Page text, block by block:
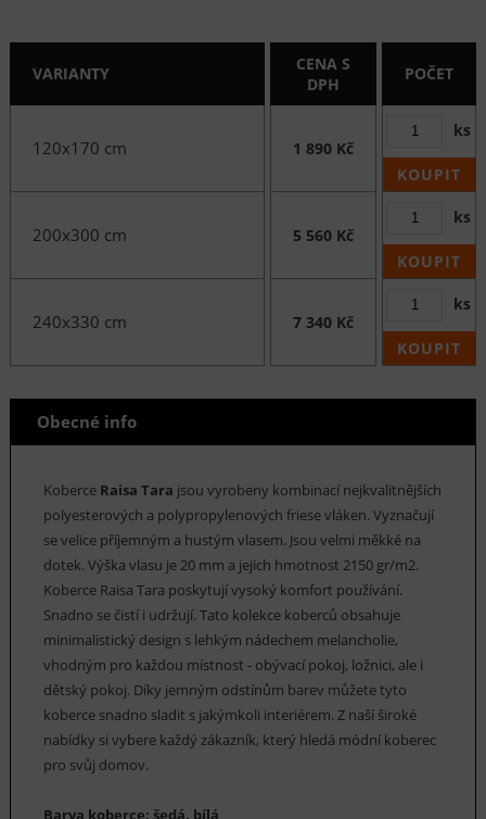
VARIANTY
CENA S
DPH
POČET
120x170 cm 1 890 Kč
ks
KOUPIT
200x300 cm 5 560 Kč
ks
KOUPIT
240x330 cm 7 340 Kč
ks
KOUPIT
Obecné info
Koberce Raisa Tara jsou vyrobeny kombinací nejkvalitnějších
polyesterových a polypropylenových friese vláken. Vyznačují
se velice příjemným a hustým vlasem. Jsou velmi měkké na
dotek. Výška vlasu je 20 mm a jejich hmotnost 2150 gr/m2.
Koberce Raisa Tara poskytují vysoký komfort používání.
Snadno se čistí i udržují. Tato kolekce koberců obsahuje
minimalistický design s lehkým nádechem melancholie,
vhodným pro každou místnost - obývací pokoj, ložnici, ale i
dětský pokoj. Díky jemným odstínům barev můžete tyto
koberce snadno sladit s jakýmkoli interiérem. Z naší široké
nabídky si vybere každý zákazník, který hledá módní koberec
pro svůj domov.
Barva koberce: šedá, bílá